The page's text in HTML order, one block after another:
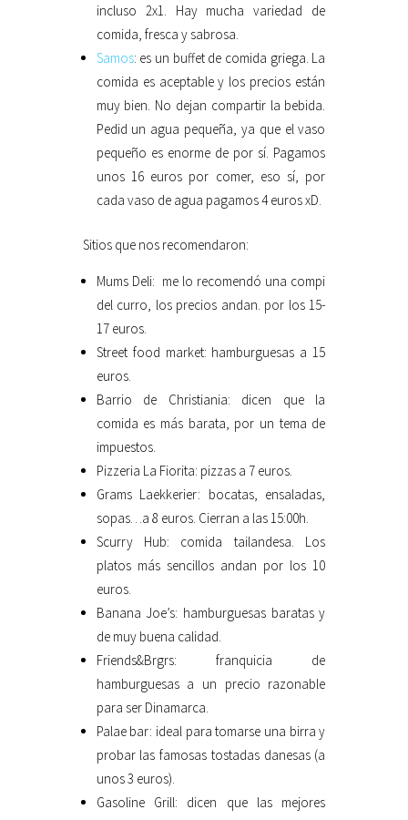
incluso 2x1. Hay mucha variedad de
comida, fresca y sabrosa.
Samos: es un buffet de comida griega. La
comida es aceptable y los precios están
muy bien. No dejan compartir la bebida.
Pedid un agua pequeña, ya que el vaso
pequeño es enorme de por sí. Pagamos
unos 16 euros por comer, eso sí, por
cada vaso de agua pagamos 4 euros xD.
Sitios que nos recomendaron:
Mums Deli: me lo recomendó una compi
del curro, los precios andan. por los 15-
17 euros.
Street food market: hamburguesas a 15
euros.
Barrio de Christiania: dicen que la
comida es más barata, por un tema de
impuestos.
Pizzeria La Fiorita: pizzas a 7 euros.
Grams Laekkerier: bocatas, ensaladas,
sopas…a 8 euros. Cierran a las 15:00h.
Scurry Hub: comida tailandesa. Los
platos más sencillos andan por los 10
euros.
Banana Joe’s: hamburguesas baratas y
de muy buena calidad.
Friends&Brgrs: franquicia de
hamburguesas a un precio razonable
para ser Dinamarca.
Palae bar: ideal para tomarse una birra y
probar las famosas tostadas danesas (a
unos 3 euros).
Gasoline Grill: dicen que las mejores